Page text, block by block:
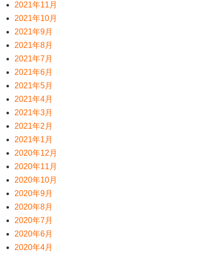
2021年11月
2021年10月
2021年9月
2021年8月
2021年7月
2021年6月
2021年5月
2021年4月
2021年3月
2021年2月
2021年1月
2020年12月
2020年11月
2020年10月
2020年9月
2020年8月
2020年7月
2020年6月
2020年4月